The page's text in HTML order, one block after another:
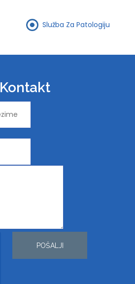
Služba Za Patologiju
Kontakt
POŠALJI